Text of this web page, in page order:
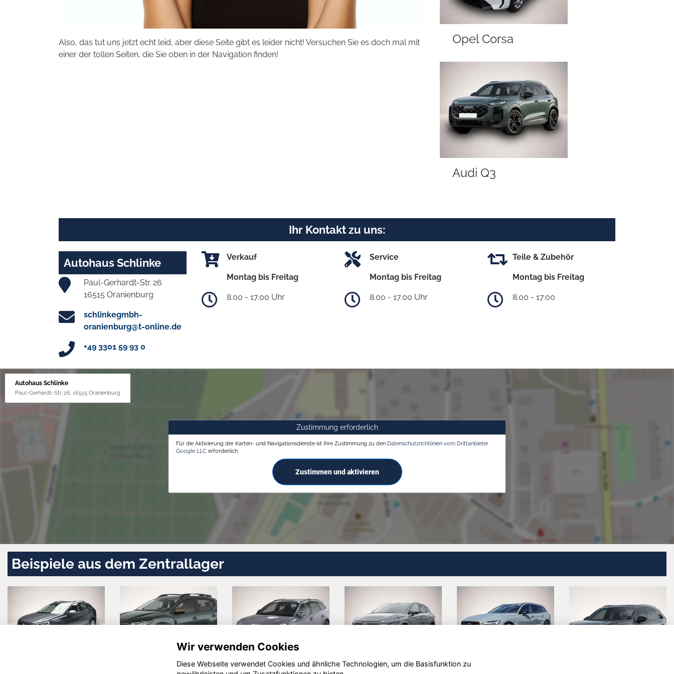
Also, das tut uns jetzt echt leid, aber diese Seite gibt es leider nicht! Versuchen Sie es doch mal mit
einer der tollen Seiten, die Sie oben in der Navigation finden!
Opel Corsa
Audi Q3
Ihr Kontakt zu uns:
Autohaus Schlinke
Paul-Gerhardt-Str. 26
16515 Oranienburg
schlinkegmbh-
oranienburg@t-online.de
+49 3301 59 93 0
Verkauf
Montag bis Freitag
8.00 - 17.00 Uhr
Service
Montag bis Freitag
8.00 - 17.00 Uhr
Teile & Zubehör
Montag bis Freitag
8.00 - 17.00
Autohaus Schlinke
Paul-Gerhardt-Str. 26, 16515 Oranienburg
Zustimmung erforderlich
Für die Aktivierung der Karten- und Navigationsdienste ist Ihre Zustimmung zu den Datenschutzrichtlinien vom Drittanbieter
Google LLC erforderlich.
Zustimmen und aktivieren
Beispiele aus dem Zentrallager
Wir verwenden Cookies
Diese Webseite verwendet Cookies und ähnliche Technologien, um die Basisfunktion zu